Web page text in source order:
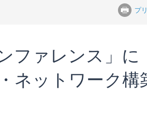
プ
ファレンス」に
ネットワーク構